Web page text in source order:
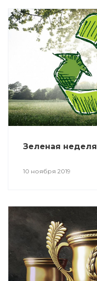
Зеленая неделя
10 ноября 2019